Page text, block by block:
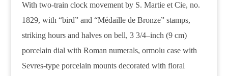
With two-train clock movement by S. Martie et Cie, no.
1829, with “bird” and “Médaille de Bronze” stamps,
striking hours and halves on bell, 3 3/4–inch (9 cm)
porcelain dial with Roman numerals, ormolu case with
Sevres-type porcelain mounts decorated with floral